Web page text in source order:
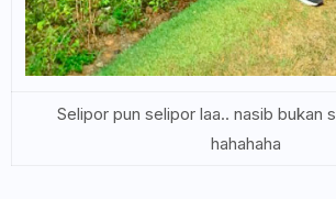
Selipor pun selipor laa.. nasib bukan
hahahaha